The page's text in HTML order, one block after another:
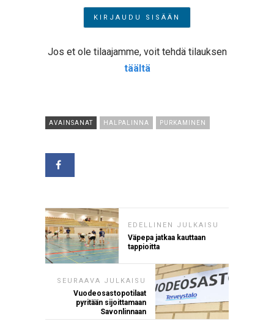
Jos et ole tilaajamme, voit tehdä tilauksen
täältä
AVAINSANAT HALPALINNA PURKAMINEN
EDELLINEN JULKAISU
Väpepa jatkaa kauttaan
tappioitta
SEURAAVA JULKAISU
Vuodeosastopotilaat
pyritään sijoittamaan
Savonlinnaan